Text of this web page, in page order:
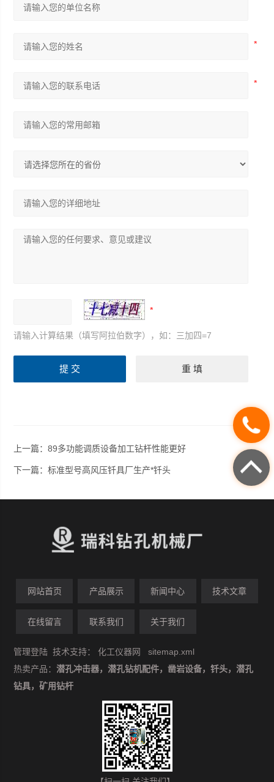
请输入计算结果（填写阿拉伯数字），如：三加四=7
上一篇：89多功能调质设备加工钻杆性能更好
下一篇：标准型号高风压钎具厂生产*钎头
网站首页 产品展示 新闻中心 技术文章
在线留言 联系我们 关于我们
管理登陆 技术支持：化工仪器网
sitemap.xml
热卖产品：潜孔冲击器，潜孔钻机配件，凿岩设备，钎头，潜孔
钻具，矿用钻杆